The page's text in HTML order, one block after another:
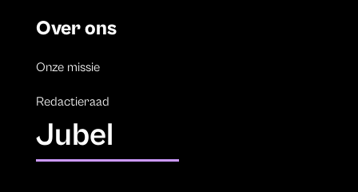
Over ons
Onze missie
Redactieraad
Jubel